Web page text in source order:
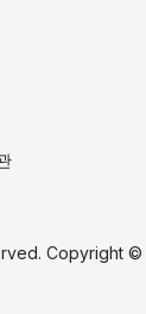
Copyright ©